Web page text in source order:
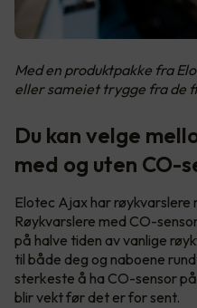
Med en produktpakke fra
eller sameiet trygge fra de
Du kan velge
med og uten CO-
Elotec Ajax har røykvarslere
Røykvarslere med CO-
på halve tiden av vanlige
til både deg og naboene
sterkeste å ha CO-sensor
blir vekt før det er for sent.